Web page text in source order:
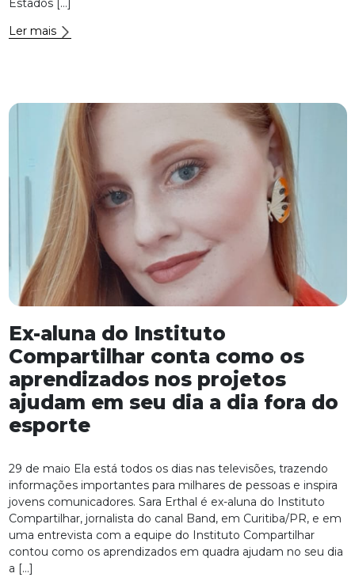
Estados […]
Ler mais
Ex-aluna do Instituto
Compartilhar conta como os
aprendizados nos projetos
ajudam em seu dia a dia fora do
esporte
29 de maio Ela está todos os dias nas televisões, trazendo
informações importantes para milhares de pessoas e inspira
jovens comunicadores. Sara Erthal é ex-aluna do Instituto
Compartilhar, jornalista do canal Band, em Curitiba/PR, e em
uma entrevista com a equipe do Instituto Compartilhar
contou como os aprendizados em quadra ajudam no seu dia
a […]